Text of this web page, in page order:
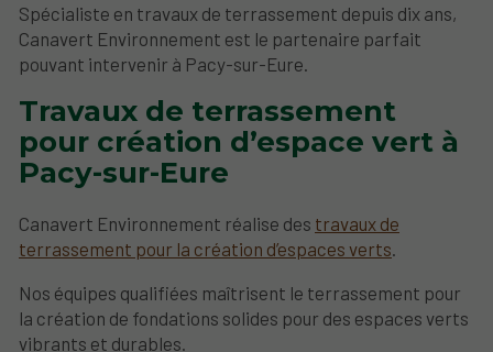
Spécialiste en travaux de terrassement depuis dix ans,
Canavert Environnement est le partenaire parfait
pouvant intervenir à Pacy-sur-Eure.
Travaux de terrassement
pour création d’espace vert à
Pacy-sur-Eure
Canavert Environnement réalise des travaux de
terrassement pour la création d’espaces verts.
Nos équipes qualifiées maîtrisent le terrassement pour
la création de fondations solides pour des espaces verts
vibrants et durables.